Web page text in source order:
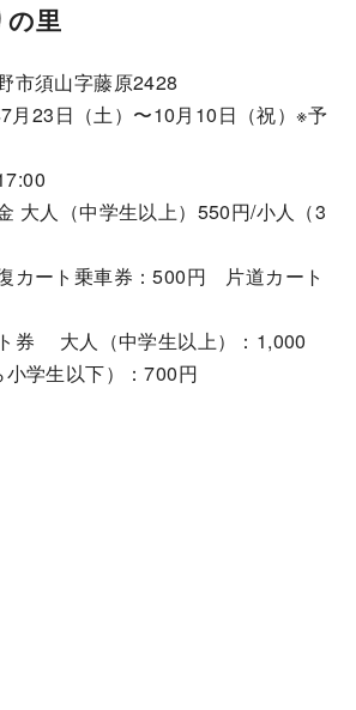
里
市須山字藤原2428
月23日（土）〜10月10日（祝）※予
大人（中学生以上）550円/小人（3
カート乗車券：500円 片道カート
券 大人（中学生以上）：1,000
学生以下）：700円